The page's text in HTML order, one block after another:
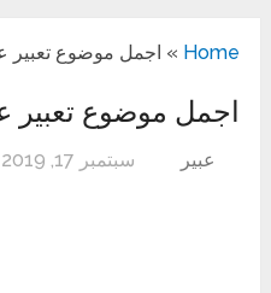
Home
» اجمل موضوع تعبير
اجمل موضوع تعبير
عبير سبتمبر 17, 2019